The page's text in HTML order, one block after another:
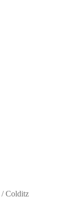
/Colditz